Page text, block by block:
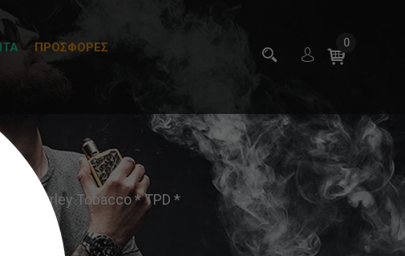
ΠΡΟΣΦΟΡΕΣ
0
Burley Tobacco * TPD *